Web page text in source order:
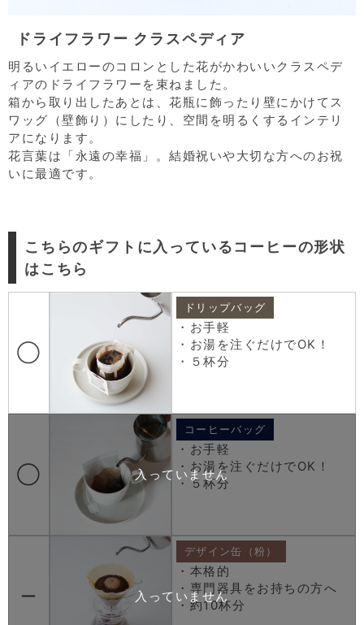
ドライフラワー クラスペディア
明るいイエローのコロンとした花がかわいいクラスペデ
ィアのドライフラワーを束ねました。
箱から取り出したあとは、花瓶に飾ったり壁にかけてス
ワッグ（壁飾り）にしたり、空間を明るくするインテリ
アになります。
花言葉は「永遠の幸福」。結婚祝いや大切な方へのお祝
いに最適です。
こちらのギフトに入っているコーヒーの形状
はこちら
◯
ドリップバッグ
・お手軽
・お湯を注ぐだけでOK！
・５杯分
◯
コーヒーバッグ
・お手軽
・お湯を注ぐだけでOK！
・５杯分
ー
デザイン缶（粉）
・本格的
・専門器具をお持ちの方へ
・約10杯分